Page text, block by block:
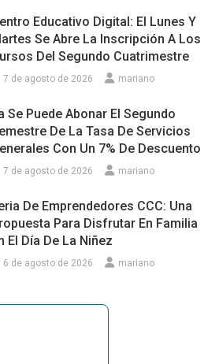
Educativo Digital: El Lunes Y
Se Abre La Inscripción A Los
Del Segundo Cuatrimestre
7 de agosto de 2026 mariano
Se Puede Abonar El Segundo
De La Tasa De Servicios
Con Un 7% De Descuento
7 de agosto de 2026 mariano
De Emprendedores CCC: Una
Para Disfrutar En Familia
El Día De La Niñez
6 de agosto de 2026 mariano